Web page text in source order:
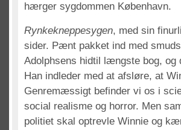
hærger sygdommen København.
Rynkekneppesygen, med sin
sider. Pænt pakket ind med
Adolphsens hidtil længste bog, og
Han indleder med at afsløre, at
Genremæssigt befinder vi os i
social realisme og horror. Men
politiet skal optrevle Winnie og